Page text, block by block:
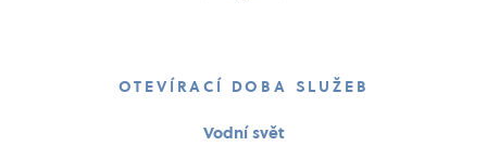
OTEVÍRACÍ DOBA SLUŽEB
Vodní svět